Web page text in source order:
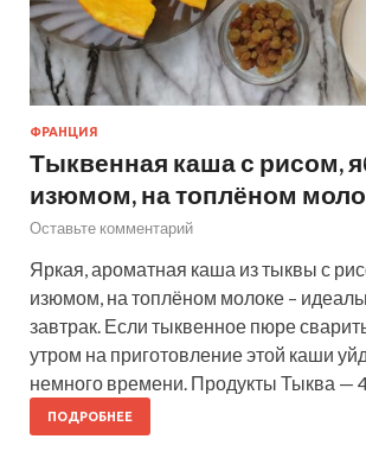
ФРАНЦИЯ
Тыквенная каша с рисом,
изюмом, на топлёном
Оставьте комментарий
Яркая, ароматная каша из тыквы с
изюмом, на топлёном молоке –
завтрак. Если тыквенное пюре
утром на приготовление этой каши
немного времени. Продукты Тыква —
ПОДРОБНЕЕ